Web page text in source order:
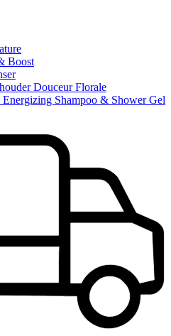
Boost
Douceur Florale
Shampoo & Shower Gel